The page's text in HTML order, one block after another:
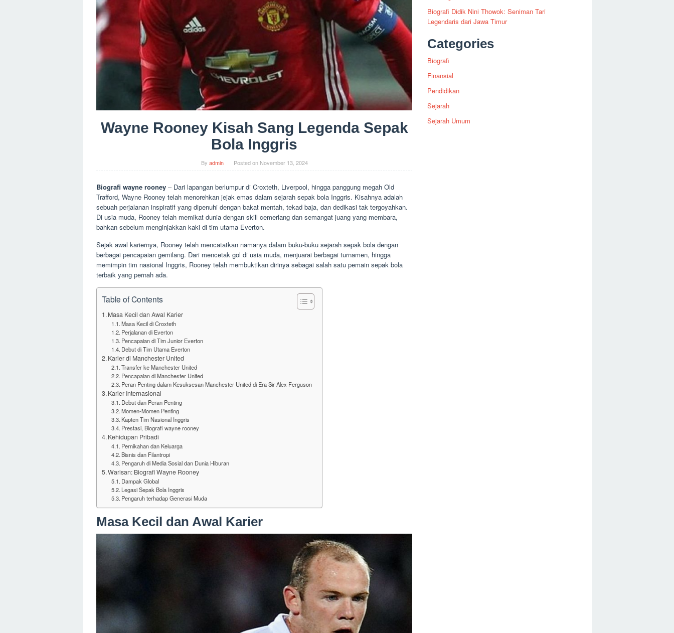
Wayne Rooney Kisah Sang Legenda Sepak
Bola Inggris
By admin Posted on November 13, 2024
Biografi wayne rooney – Dari lapangan berlumpur di Croxteth, Liverpool, hingga panggung megah Old
Trafford, Wayne Rooney telah menorehkan jejak emas dalam sejarah sepak bola Inggris. Kisahnya adalah
sebuah perjalanan inspiratif yang dipenuhi dengan bakat mentah, tekad baja, dan dedikasi tak tergoyahkan.
Di usia muda, Rooney telah memikat dunia dengan skill cemerlang dan semangat juang yang membara,
bahkan sebelum menginjakkan kaki di tim utama Everton.
Sejak awal kariernya, Rooney telah mencatatkan namanya dalam buku-buku sejarah sepak bola dengan
berbagai pencapaian gemilang. Dari mencetak gol di usia muda, menjuarai berbagai turnamen, hingga
memimpin tim nasional Inggris, Rooney telah membuktikan dirinya sebagai salah satu pemain sepak bola
terbaik yang pernah ada.
Table of Contents
Masa Kecil dan Awal Karier
Masa Kecil di Croxteth
Perjalanan di Everton
Pencapaian di Tim Junior Everton
Debut di Tim Utama Everton
Karier di Manchester United
Transfer ke Manchester United
Pencapaian di Manchester United
Peran Penting dalam Kesuksesan Manchester United di Era Sir Alex Ferguson
Karier Internasional
Debut dan Peran Penting
Momen-Momen Penting
Kapten Tim Nasional Inggris
Prestasi, Biografi wayne rooney
Kehidupan Pribadi
Pernikahan dan Keluarga
Bisnis dan Filantropi
Pengaruh di Media Sosial dan Dunia Hiburan
Warisan: Biografi Wayne Rooney
Dampak Global
Legasi Sepak Bola Inggris
Pengaruh terhadap Generasi Muda
Masa Kecil dan Awal Karier
Biografi Didik Nini Thowok: Seniman Tari
Legendaris dari Jawa Timur
Categories
Biografi
Finansial
Pendidikan
Sejarah
Sejarah Umum